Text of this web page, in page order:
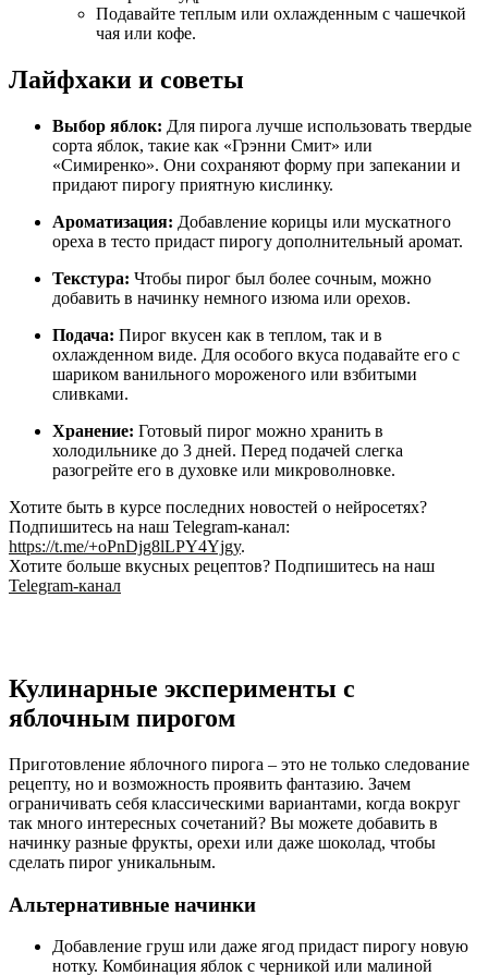
Подавайте теплым или охлажденным с чашечкой
чая или кофе.
Лайфхаки и советы
Выбор яблок: Для пирога лучше использовать твердые
сорта яблок, такие как «Грэнни Смит» или
«Симиренко». Они сохраняют форму при запекании и
придают пирогу приятную кислинку.
Ароматизация: Добавление корицы или мускатного
ореха в тесто придаст пирогу дополнительный аромат.
Текстура: Чтобы пирог был более сочным, можно
добавить в начинку немного изюма или орехов.
Подача: Пирог вкусен как в теплом, так и в
охлажденном виде. Для особого вкуса подавайте его с
шариком ванильного мороженого или взбитыми
сливками.
Хранение: Готовый пирог можно хранить в
холодильнике до 3 дней. Перед подачей слегка
разогрейте его в духовке или микроволновке.
Хотите быть в курсе последних новостей о нейросетях?
Подпишитесь на наш Telegram-канал:
https://t.me/+oPnDjg8lLPY4Yjgy.
Хотите больше вкусных рецептов? Подпишитесь на наш
Telegram-канал
Кулинарные эксперименты с
яблочным пирогом
Приготовление яблочного пирога – это не только следование
рецепту, но и возможность проявить фантазию. Зачем
ограничивать себя классическими вариантами, когда вокруг
так много интересных сочетаний? Вы можете добавить в
начинку разные фрукты, орехи или даже шоколад, чтобы
сделать пирог уникальным.
Альтернативные начинки
Добавление груш или даже ягод придаст пирогу новую
нотку. Комбинация яблок с черникой или малиной